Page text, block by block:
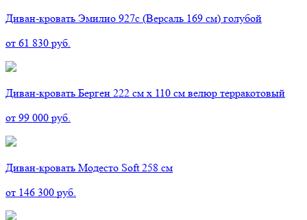
Диван-кровать Эмилио 927с (Версаль 169 см) голубой
от 61 830 руб.
Диван-кровать Берген 222 см х 110 см велюр терракотовый
от 99 000 руб.
Диван-кровать Модесто Soft 258 см
от 146 300 руб.